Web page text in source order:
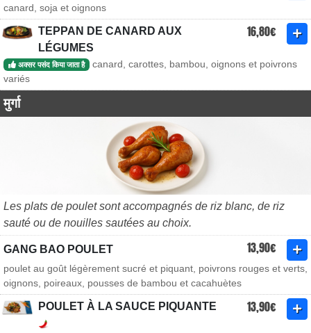
canard, soja et oignons
TEPPAN DE CANARD AUX
LÉGUMES
16,80€
अक्सर पसंद किया जाता है
canard, carottes, bambou, oignons et poivrons
variés
मुर्गा
Les plats de poulet sont accompagnés de riz blanc, de riz
sauté ou de nouilles sautées au choix.
GANG BAO POULET 13,90€
poulet au goût légèrement sucré et piquant, poivrons rouges et verts,
oignons, poireaux, pousses de bambou et cacahuètes
POULET À LA SAUCE PIQUANTE 13,90€